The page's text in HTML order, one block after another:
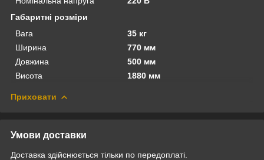
Габаритні розміри
Вага
35 кг
Ширина
770 мм
Довжина
500 мм
Висота
1880 мм
Приховати
Умови доставки
Доставка здійснюється тільки по передоплаті.